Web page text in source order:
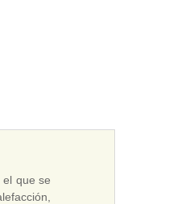
que se